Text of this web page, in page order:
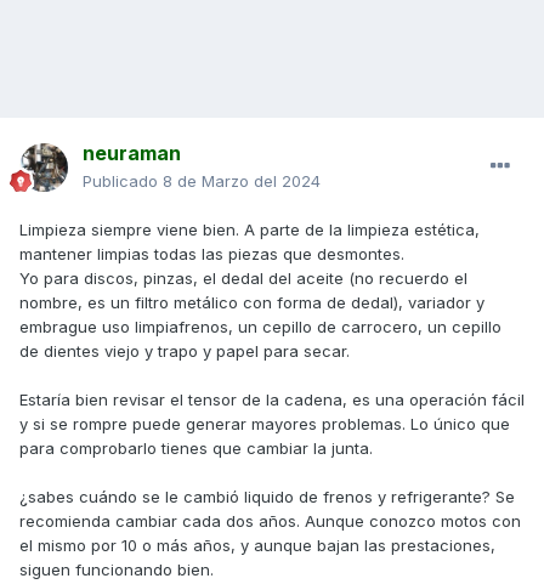
neuraman
Publicado 8 de Marzo del 2024
Limpieza siempre viene bien. A parte de la limpieza estética,
mantener limpias todas las piezas que desmontes.
Yo para discos, pinzas, el dedal del aceite (no recuerdo el
nombre, es un filtro metálico con forma de dedal), variador y
embrague uso limpiafrenos, un cepillo de carrocero, un cepillo
de dientes viejo y trapo y papel para secar.
Estaría bien revisar el tensor de la cadena, es una operación fácil
y si se rompre puede generar mayores problemas. Lo único que
para comprobarlo tienes que cambiar la junta.
¿sabes cuándo se le cambió liquido de frenos y refrigerante? Se
recomienda cambiar cada dos años. Aunque conozco motos con
el mismo por 10 o más años, y aunque bajan las prestaciones,
siguen funcionando bien.